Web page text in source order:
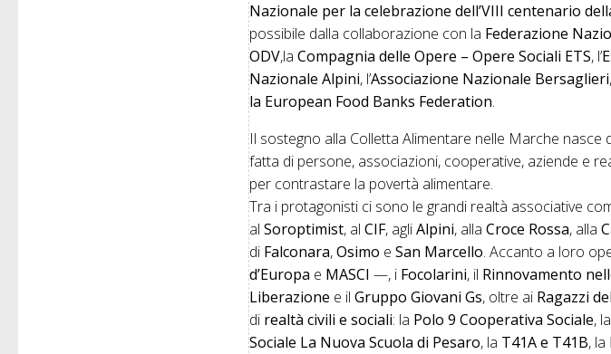
Nazionale per la celebrazione dell’VIII centenario
possibile dalla collaborazione con la Federazione
ODV,laCompagnia delle Opere – Opere Sociali ETS, l’
Nazionale Alpini, l’Associazione Nazionale Bersaglieri
la European Food Banks Federation.
Il sostegno alla Colletta Alimentare nelle Marche
fatta di persone, associazioni, cooperative, aziende e
per contrastare la povertà alimentare.
Tra i protagonisti ci sono le grandi realtà associative
alSoroptimist, alCIF, agliAlpini, allaCroce Rossa, alla
di Falconara,Osimo eSan Marcello. Accanto a loro
d’Europa e MASCI —, i Focolarini, il Rinnovamento
Liberazione e ilGruppo Giovani Gs, oltre ai Ragazzi
di realtà civili e sociali: la Polo 9 Cooperativa Sociale,
Sociale La Nuova Scuola di Pesaro, la T41A e T41B, la